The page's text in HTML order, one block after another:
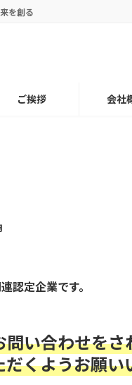
を創る
ご挨拶 会社
認定企業です。
い合わせを
くようお願い